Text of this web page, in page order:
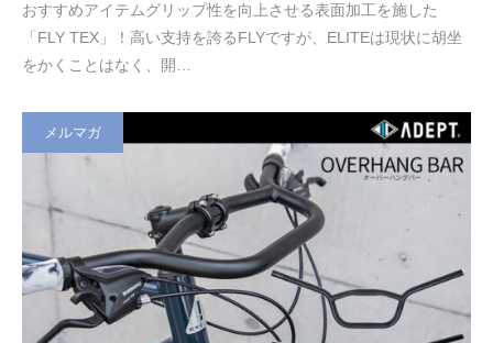
おすすめアイテムグリップ性を向上させる表面加工を施した
「FLY TEX」！高い支持を誇るFLYですが、ELITEは現状に胡坐
をかくことはなく、開…
メルマガ